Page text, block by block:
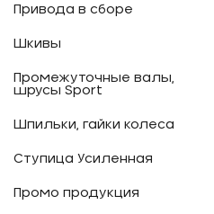
Привода в сборе
Шкивы
Промежуточные валы,
шрусы Sport
Шпильки, гайки колеса
Ступица Усиленная
Промо продукция